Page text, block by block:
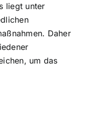
liegt unter
Daher
um das